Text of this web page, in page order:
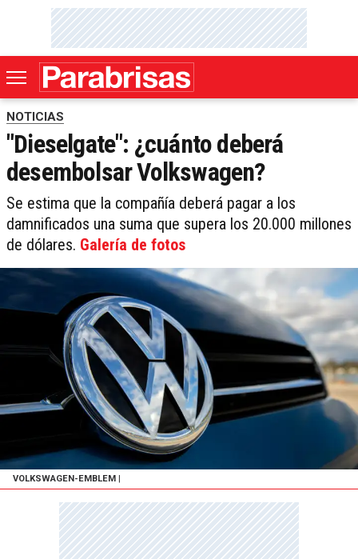
NOTICIAS
"Dieselgate": ¿cuánto deberá
desembolsar Volkswagen?
Se estima que la compañía deberá pagar a los
damnificados una suma que supera los 20.000 millones
de dólares. Galería de fotos
VOLKSWAGEN-EMBLEM